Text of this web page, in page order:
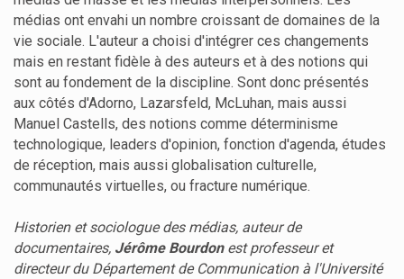
médias ont envahi un nombre croissant de domaines de la
vie sociale. L'auteur a choisi d'intégrer ces changements
mais en restant fidèle à des auteurs et à des notions qui
sont au fondement de la discipline. Sont donc présentés
aux côtés d'Adorno, Lazarsfeld, McLuhan, mais aussi
Manuel Castells, des notions comme déterminisme
technologique, leaders d'opinion, fonction d'agenda, études
de réception, mais aussi globalisation culturelle,
communautés virtuelles, ou fracture numérique.
Historien et sociologue des médias, auteur de
documentaires, Jérôme Bourdonest professeur et
directeur du Département de Communication à l'Université